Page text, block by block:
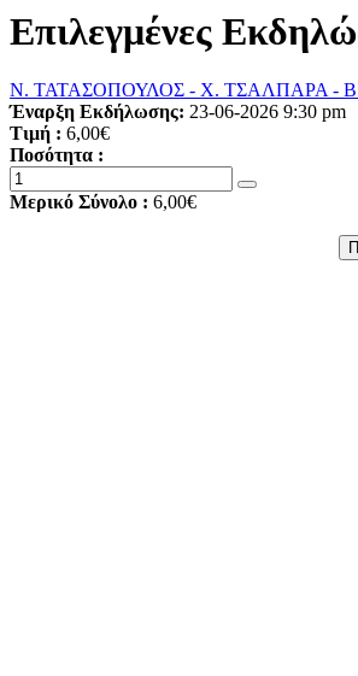
Επιλεγμένες
Ν. ΤΑΤΑΣΟΠΟΥΛΟΣ - Χ. ΤΣΑΛΠΑΡΑ - Β.
Έναρξη Εκδήλωσης: 23-06-2026 9:30 pm
Τιμή : 6,00€
Ποσότητα :
Μερικό Σύνολο : 6,00€